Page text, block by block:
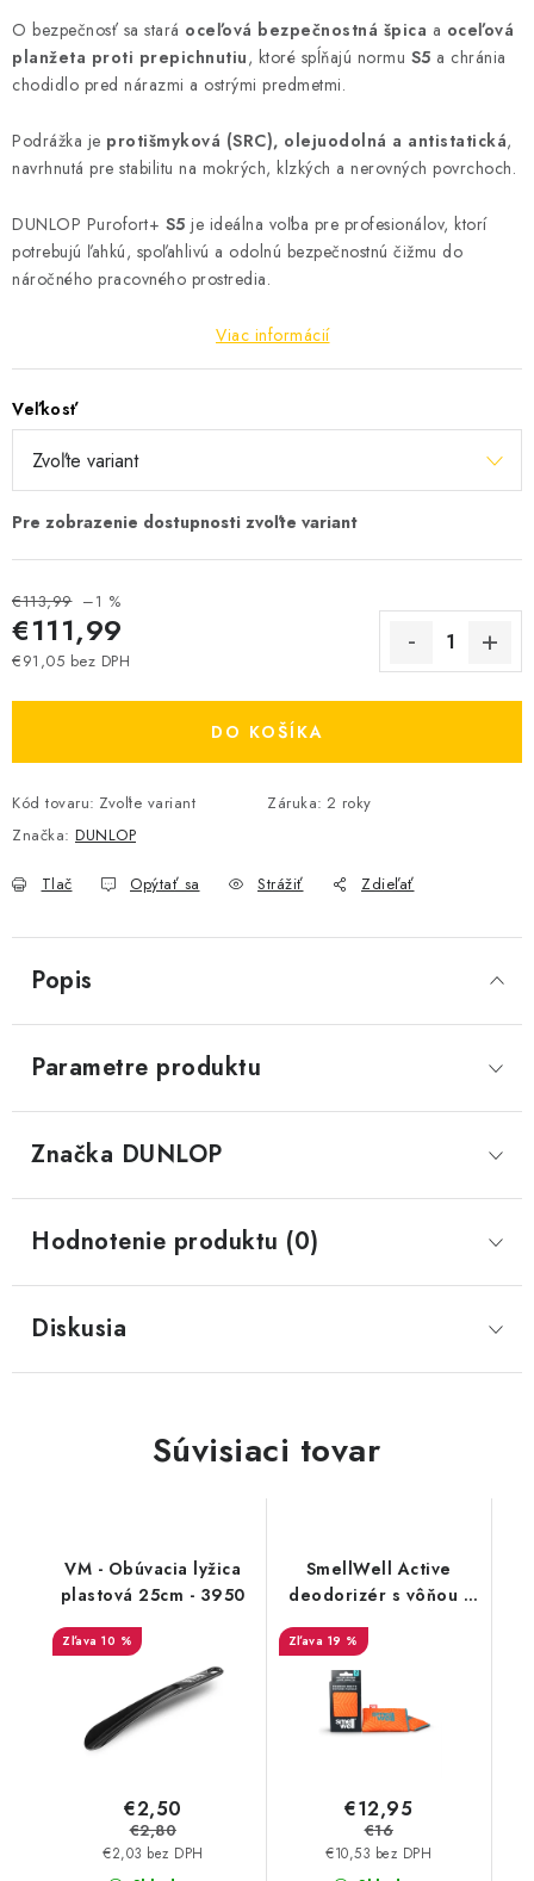
O bezpečnosť sa stará oceľová bezpečnostná špica a oceľová
planžeta proti prepichnutiu, ktoré spĺňajú normu S5 a chránia
chodidlo pred nárazmi a ostrými predmetmi.
Podrážka je protišmyková (SRC), olejuodolná a antistatická,
navrhnutá pre stabilitu na mokrých, klzkých a nerovných povrchoch.
DUNLOP Purofort+ S5 je ideálna voľba pre profesionálov, ktorí
potrebujú ľahkú, spoľahlivú a odolnú bezpečnostnú čižmu do
náročného pracovného prostredia.
Viac informácií
Veľkosť
€113,99 –1 %
€111,99
€91,05 bez DPH
DO KOŠÍKA
Kód tovaru: Zvoľte variant Záruka: 2 roky
Značka: DUNLOP
Tlač Opýtať sa Strážiť Zdieľať
Popis
Parametre produktu
Značka DUNLOP
Hodnotenie produktu (0)
Diskusia
Súvisiaci tovar
VM - Obúvacia lyžica
plastová 25cm - 3950
10 %
€2,03 bez DPH
€2,50
€2,80
SmellWell Active
deodorizér s vôňou -
Geometric Orange
19 %
€10,53 bez DPH
€12,95
€16